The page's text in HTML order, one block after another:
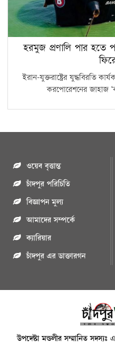
হরমুজ প্রণালি পার হতে
ইরান-যুক্তরাষ্ট্রের যুদ্ধবিরতি
করপোরেশনের জাহাজ
ওয়েব বৃত্তান্ত
চাঁদপুর পরিচিতি
বিজ্ঞাপন মুল্য
আমাদের সম্পর্কে
ক্যারিয়ার
চাঁদপুর এর ডাক্তারগন
উপদেষ্টা মন্ডলীর সম্মানিত সদস্যঃ